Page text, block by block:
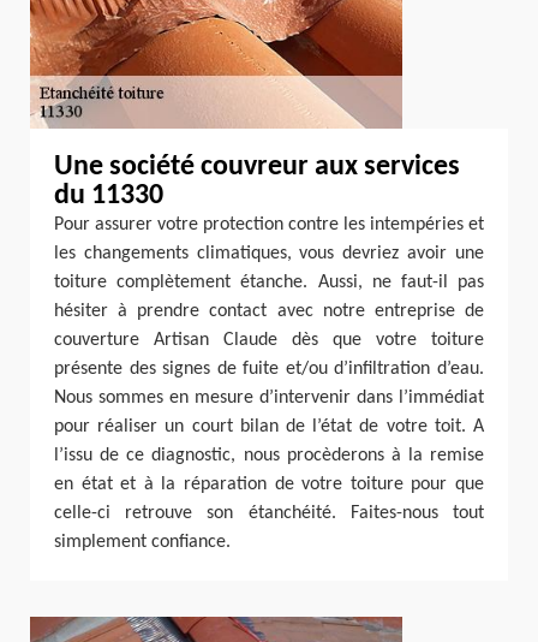
Une société couvreur aux services
du 11330
Pour assurer votre protection contre les intempéries et
les changements climatiques, vous devriez avoir une
toiture complètement étanche. Aussi, ne faut-il pas
hésiter à prendre contact avec notre entreprise de
couverture Artisan Claude dès que votre toiture
présente des signes de fuite et/ou d’infiltration d’eau.
Nous sommes en mesure d’intervenir dans l’immédiat
pour réaliser un court bilan de l’état de votre toit. A
l’issu de ce diagnostic, nous procèderons à la remise
en état et à la réparation de votre toiture pour que
celle-ci retrouve son étanchéité. Faites-nous tout
simplement confiance.